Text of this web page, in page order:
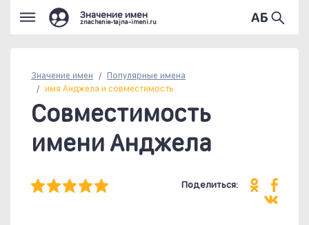
Значение имен
znachenie-tajna-imeni.ru
Значение имен Популярные имена
имя Анджела и совместимость
Совместимость
имени Анджела
Поделиться: